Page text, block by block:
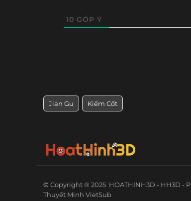
10 GÓP Ý
Jian Gu Kiếm Cốt
© Copyright ® 2025 HOATHINH3D - HH3D -
Thuyết Minh VietSub